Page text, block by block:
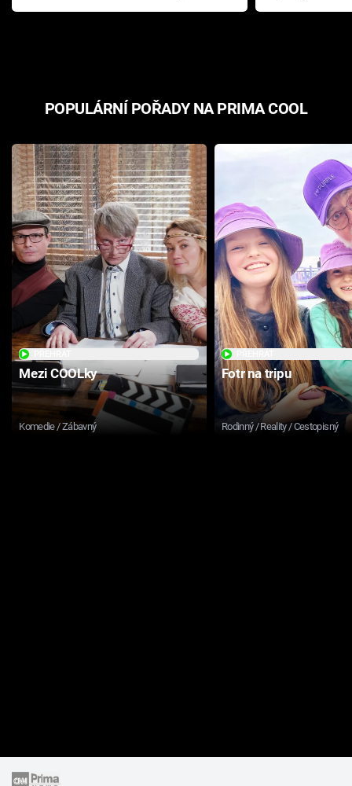
Pottera přišla s ráznou
přichází s
POPULÁRNÍ POŘADY NA PRIMA COOL
Mezi COOLky
Komedie / Zábavný
Fotr na tripu
Rodinný / Reality / Cestopisný